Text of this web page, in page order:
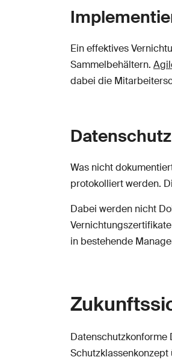
Ein effektives
Sammelbehältern.
dabei die
Was nicht
protokolliert werden.
Dabei werden nicht
in bestehende
Datenschutzkonforme